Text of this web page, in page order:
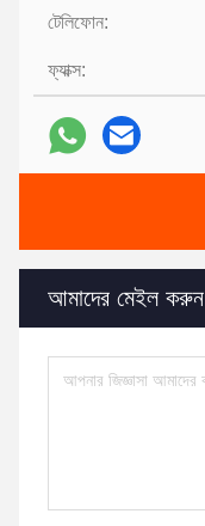
টেলিফোন:
ফ্যাক্স:
আমাদের মেইল করুন